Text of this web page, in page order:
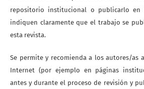
repositorio institucional o publicarlo en
indiquen claramente que el trabajo se
esta revista.
Se permite y recomienda a los autores/as
Internet (por ejemplo en páginas
antes y durante el proceso de revisión y